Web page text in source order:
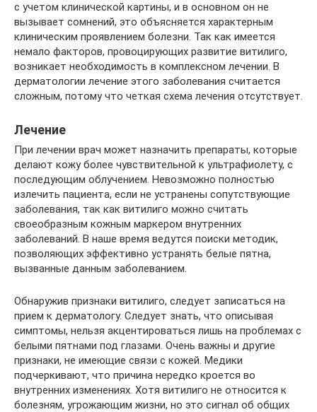
с учетом клинической картины, и в основном он не
вызывает сомнений, это объясняется характерным
клиническим проявлением болезни. Так как имеется
немало факторов, провоцирующих развитие витилиго,
возникает необходимость в комплексном лечении. В
дерматологии лечение этого заболевания считается
сложным, потому что четкая схема лечения отсутствует.
Лечение
При лечении врач может назначить препараты, которые
делают кожу более чувствительной к ультрафиолету, с
последующим облучением. Невозможно полностью
излечить пациента, если не устранены сопутствующие
заболевания, так как витилиго можно считать
своеобразным кожным маркером внутренних
заболеваний. В наше время ведутся поиски методик,
позволяющих эффективно устранять белые пятна,
вызванные данным заболеванием.
Обнаружив признаки витилиго, следует записаться на
прием к дерматологу. Следует знать, что описывая
симптомы, нельзя акцентироваться лишь на проблемах с
белыми пятнами под глазами. Очень важны и другие
признаки, не имеющие связи с кожей. Медики
подчеркивают, что причина нередко кроется во
внутренних изменениях. Хотя витилиго не относится к
болезням, угрожающим жизни, но это сигнал об общих